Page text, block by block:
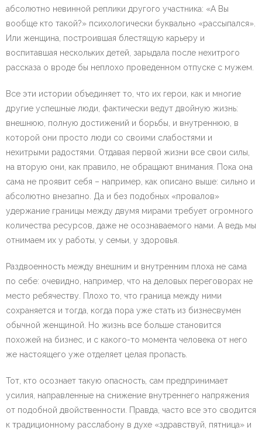
абсолютно невинной реплики другого участника: «А Вы
вообще кто такой?» психологически буквально «рассыпался».
Или женщина, построившая блестящую карьеру и
воспитавшая нескольких детей, зарыдала после нехитрого
рассказа о вроде бы неплохо проведенном отпуске с мужем.
Все эти истории объединяет то, что их герои, как и многие
другие успешные люди, фактически ведут двойную жизнь:
внешнюю, полную достижений и борьбы, и внутреннюю, в
которой они просто люди со своими слабостями и
нехитрыми радостями. Отдавая первой жизни все свои силы,
на вторую они, как правило, не обращают внимания. Пока она
сама не проявит себя – например, как описано выше: сильно и
абсолютно внезапно. Да и без подобных «провалов»
удержание границы между двумя мирами требует огромного
количества ресурсов, даже не осознаваемого нами. А ведь мы
отнимаем их у работы, у семьи, у здоровья.
Раздвоенность между внешним и внутренним плоха не сама
по себе: очевидно, например, что на деловых переговорах не
место ребячеству. Плохо то, что граница между ними
сохраняется и тогда, когда пора уже стать из бизнесвумен
обычной женщиной. Но жизнь все больше становится
похожей на бизнес, и с какого-то момента человека от него
же настоящего уже отделяет целая пропасть.
Тот, кто осознает такую опасность, сам предпринимает
усилия, направленные на снижение внутреннего напряжения
от подобной двойственности. Правда, часто все это сводится
к традиционному расслабону в духе «здравствуй, пятница» и